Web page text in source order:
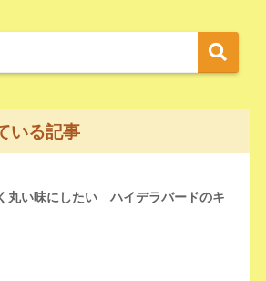
いる記事
丸い味にしたい ハイデラバードのキ